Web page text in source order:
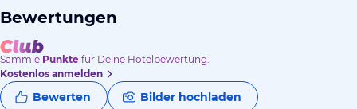
Bewertungen
Sammle Punkte für Deine Hotelbewertung.
Kostenlos anmelden
Bewerten Bilder hochladen